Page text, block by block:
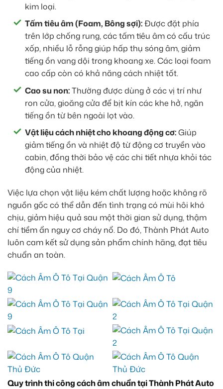
kim loại.
Tấm tiêu âm (Foam, Bông sợi):Được đặt phía
trên lớp chống rung, các tấm tiêu âm có cấu trúc
xốp, nhiều lỗ rỗng giúp hấp thụ sóng âm, giảm
tiếng ồn vang dội trong khoang xe. Các loại foam
cao cấp còn có khả năng cách nhiệt tốt.
Cao su non:Thường được dùng ở các vị trí như
ron cửa, gioăng cửa để bịt kín các khe hở, ngăn
tiếng ồn từ bên ngoài lọt vào.
Vật liệu cách nhiệt cho khoang động cơ:Giúp
giảm tiếng ồn và nhiệt độ từ động cơ truyền vào
cabin, đồng thời bảo vệ các chi tiết nhựa khỏi tác
động của nhiệt.
Việc lựa chọn vật liệu kém chất lượng hoặc không rõ
nguồn gốc có thể dẫn đến tình trạng có mùi hôi khó
chịu, giảm hiệu quả sau một thời gian sử dụng, thậm
chí tiềm ẩn nguy cơ cháy nổ. Do đó, Thành Phát Auto
luôn cam kết sử dụng sản phẩm chính hãng, đạt tiêu
chuẩn an toàn.
Quy trình thi công cách âm chuẩn tại Thành Phát Auto